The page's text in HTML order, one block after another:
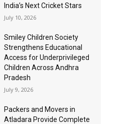
India’s Next Cricket Stars
July 10, 2026
Smiley Children Society
Strengthens Educational
Access for Underprivileged
Children Across Andhra
Pradesh
July 9, 2026
Packers and Movers in
Atladara Provide Complete